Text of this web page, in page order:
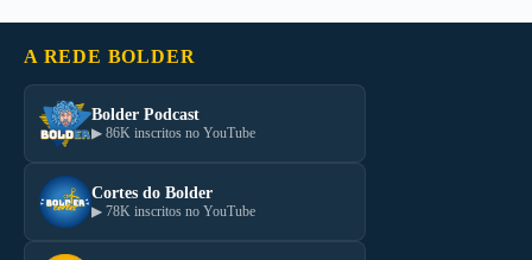
A REDE BOLDER
Bolder Podcast
▶ 86K inscritos no YouTube
Cortes do Bolder
▶ 78K inscritos no YouTube